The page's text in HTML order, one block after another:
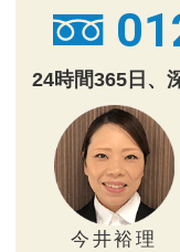
24時間365日、
今井裕理